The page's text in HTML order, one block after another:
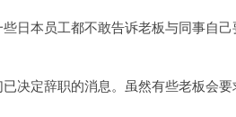
日本员工都不敢告诉老板与同事自己
决定辞职的消息。虽然有些老板会要